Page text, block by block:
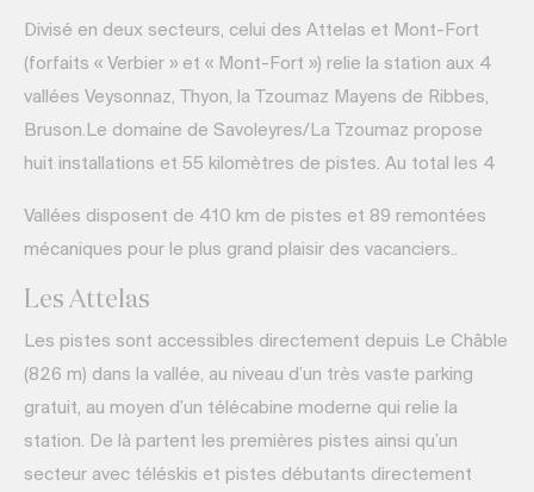
Divisé en deux secteurs, celui des Attelas et Mont-Fort
(forfaits « Verbier » et « Mont-Fort ») relie la station aux 4
vallées Veysonnaz, Thyon, la Tzoumaz Mayens de Ribbes,
Bruson.Le domaine de Savoleyres/La Tzoumaz propose
huit installations et 55 kilomètres de pistes. Au total les 4
Vallées disposent de 410 km de pistes et 89 remontées
mécaniques pour le plus grand plaisir des vacanciers..
Les Attelas
Les pistes sont accessibles directement depuis Le Châble
(826 m) dans la vallée, au niveau d’un très vaste parking
gratuit, au moyen d’un télécabine moderne qui relie la
station. De là partent les premières pistes ainsi qu’un
secteur avec téléskis et pistes débutants directement